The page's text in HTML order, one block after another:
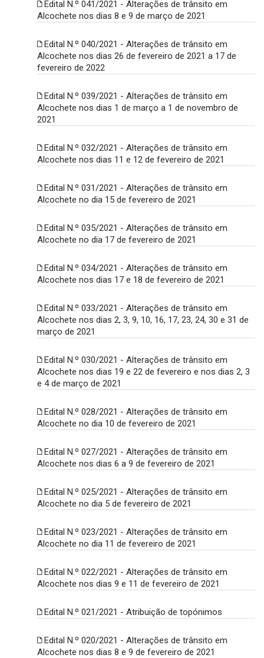
Edital N.º 041/2021 - Alterações de trânsito em
Alcochete nos dias 8 e 9 de março de 2021
Edital N.º 040/2021 - Alterações de trânsito em
Alcochete nos dias 26 de fevereiro de 2021 a 17 de
fevereiro de 2022
Edital N.º 039/2021 - Alterações de trânsito em
Alcochete nos dias 1 de março a 1 de novembro de
2021
Edital N.º 032/2021 - Alterações de trânsito em
Alcochete nos dias 11 e 12 de fevereiro de 2021
Edital N.º 031/2021 - Alterações de trânsito em
Alcochete no dia 15 de fevereiro de 2021
Edital N.º 035/2021 - Alterações de trânsito em
Alcochete no dia 17 de fevereiro de 2021
Edital N.º 034/2021 - Alterações de trânsito em
Alcochete nos dias 17 e 18 de fevereiro de 2021
Edital N.º 033/2021 - Alterações de trânsito em
Alcochete nos dias 2, 3, 9, 10, 16, 17, 23, 24, 30 e 31 de
março de 2021
Edital N.º 030/2021 - Alterações de trânsito em
Alcochete nos dias 19 e 22 de fevereiro e nos dias 2, 3
e 4 de março de 2021
Edital N.º 028/2021 - Alterações de trânsito em
Alcochete no dia 10 de fevereiro de 2021
Edital N.º 027/2021 - Alterações de trânsito em
Alcochete nos dias 6 a 9 de fevereiro de 2021
Edital N.º 025/2021 - Alterações de trânsito em
Alcochete no dia 5 de fevereiro de 2021
Edital N.º 023/2021 - Alterações de trânsito em
Alcochete no dia 11 de fevereiro de 2021
Edital N.º 022/2021 - Alterações de trânsito em
Alcochete nos dias 9 e 11 de fevereiro de 2021
Edital N.º 021/2021 - Atribuição de topónimos
Edital N.º 020/2021 - Alterações de trânsito em
Alcochete nos dias 8 e 9 de fevereiro de 2021